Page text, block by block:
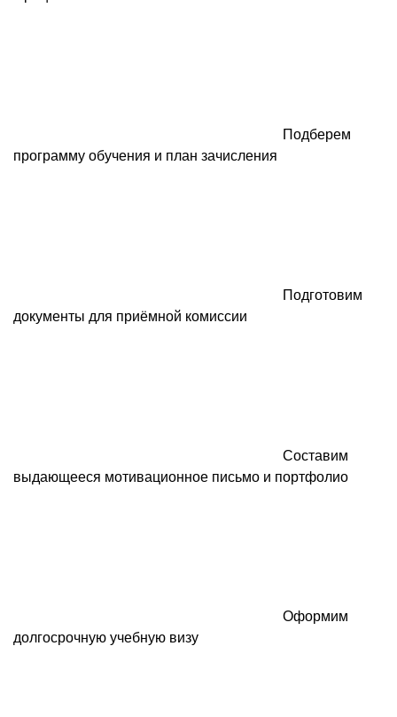
Подберем
программу обучения и план зачисления
Подготовим
документы для приёмной комиссии
Составим
выдающееся мотивационное письмо и портфолио
Оформим
долгосрочную учебную визу